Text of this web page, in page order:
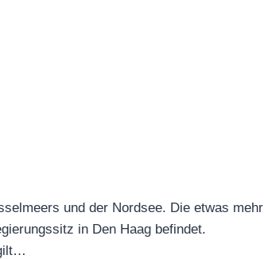
und der Nordsee. Die etwas mehr
in Den Haag befindet.